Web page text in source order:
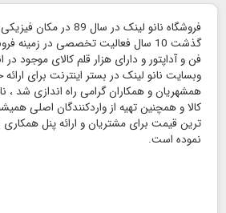
فروشگاه نانو لینک در سال
گذشت 10 سال فعالیت تخصصی در زمینه
وبسایت نانو لینک در بستر اینترنت برای
همشهریان و همکاران گرامی راه اندازی شد ،
کالا و همچنین تهیه از واردکنندگان اصلی
ترین قیمت برای مشتریان و ارائه پنل
نموده است.